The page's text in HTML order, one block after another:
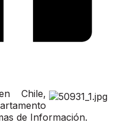
Chile,
de Información.